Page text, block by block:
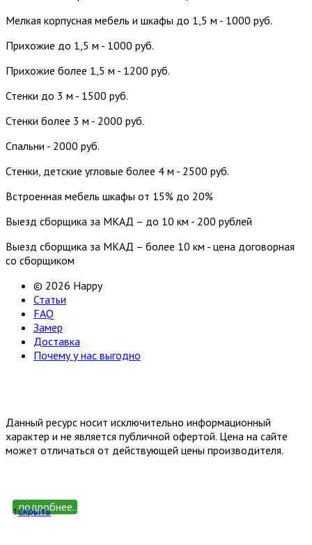
подробнее...
↑cкрыть
Мелкая корпусная мебель и шкафы до 1,5 м - 1000 руб.
Прихожие до 1,5 м - 1000 руб.
Прихожие более 1,5 м - 1200 руб.
Стенки до 3 м - 1500 руб.
Стенки более 3 м - 2000 руб.
Спальни - 2000 руб.
Стенки, детские угловые более 4 м - 2500 руб.
Встроенная мебель шкафы от 15% до 20%
Выезд сборщика за МКАД – до 10 км - 200 рублей
Выезд сборщика за МКАД – более 10 км - цена договорная
со сборщиком
© 2026 Happy
Статьи
FAQ
Замер
Доставка
Почему у нас выгодно
Данный ресурс носит исключительно информационный
характер и не является публичной офертой. Цена на сайте
может отличаться от действующей цены производителя.